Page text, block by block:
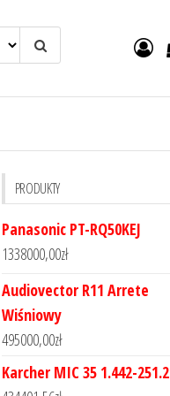
PRODUKTY
Panasonic PT-RQ50KEJ
1338000,00zł
Audiovector R11 Arrete
Wiśniowy
495000,00zł
Karcher MIC 35 1.442-251.2